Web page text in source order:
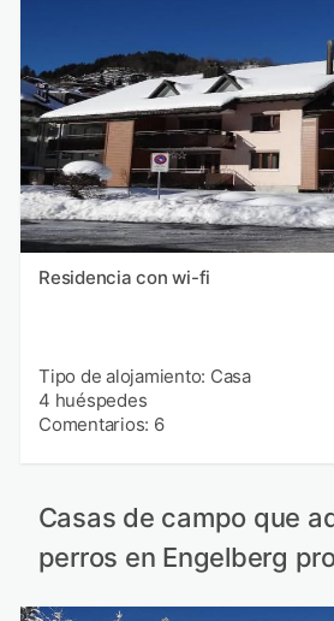
Residencia con wi-fi
Tipo de alojamiento: Casa
4 huéspedes
Comentarios: 6
Casas de campo que
perros en Engelberg